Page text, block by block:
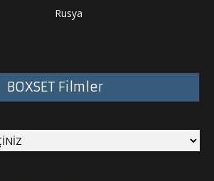
Rusya
BOXSET Filmler